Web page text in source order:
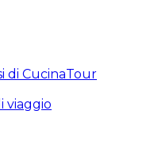
di CucinaTour
viaggio